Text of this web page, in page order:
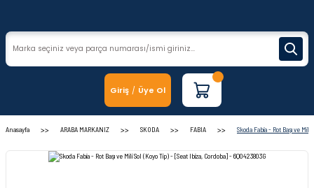
Giriş / Üye Ol
Anasayfa ARABA MARKANIZ SKODA FABIA Skoda Fabia - Rot Başı ve